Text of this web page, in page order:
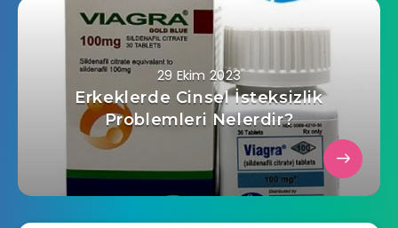
29 Ekim 2023
Erkeklerde Cinsel İsteksizlik
Problemleri Nelerdir?